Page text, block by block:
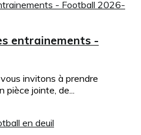
entrainements -
invitons à prendre
jointe, de...